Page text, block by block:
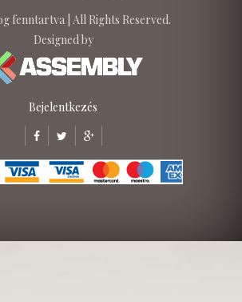
fenntartva | All Rights Reserved.
Designed by
Bejelentkezés